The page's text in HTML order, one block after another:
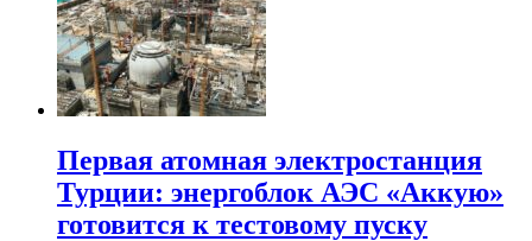
Первая атомная электростанция
Турции: энергоблок АЭС «Аккую»
готовится к тестовому пуску